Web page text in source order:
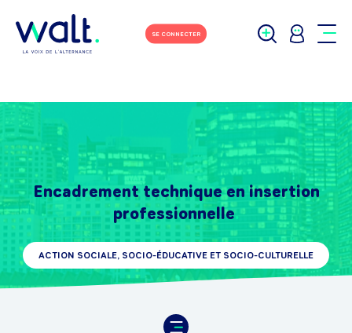
SE CONNECTER
Encadrement technique en insertion
professionnelle
ACTION SOCIALE, SOCIO-ÉDUCATIVE ET SOCIO-CULTURELLE